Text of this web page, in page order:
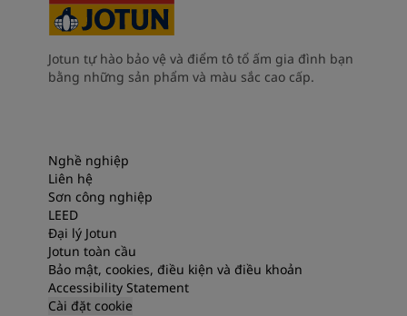
Jotun tự hào bảo vệ và điểm tô tổ ấm gia đình bạn
bằng những sản phẩm và màu sắc cao cấp.
Nghề nghiệp
Liên hệ
Sơn công nghiệp
LEED
Đại lý Jotun
Jotun toàn cầu
Bảo mật, cookies, điều kiện và điều khoản
Accessibility Statement
Cài đặt cookie